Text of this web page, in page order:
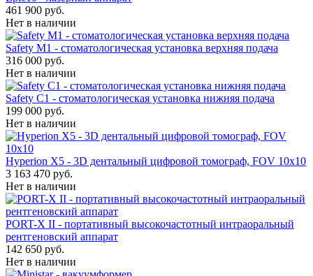
461 900 руб.
Нет в наличии
Safety M1 - стоматологическая установка верхняя подача
316 000 руб.
Нет в наличии
Safety C1 - стоматологическая установка нижняя подача
199 000 руб.
Нет в наличии
Hyperion X5 - 3D дентальный цифровой томограф, FOV 10x10
3 163 470 руб.
Нет в наличии
PORT-X II - портативный высокочастотный интраоральный
рентгеновский аппарат
142 650 руб.
Нет в наличии